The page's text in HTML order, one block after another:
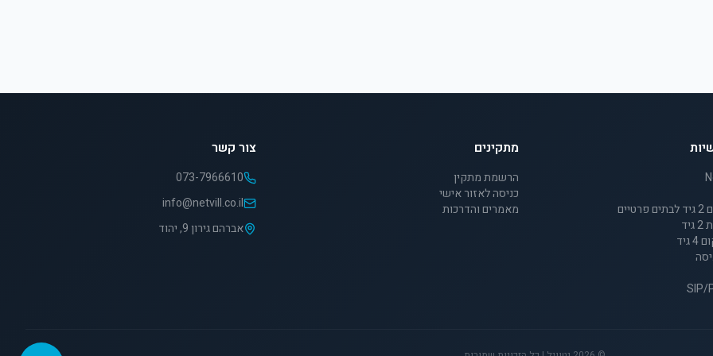
מתקינים
הרשמת מתקין
כניסה לאזור אישי
מאמרים והדרכות
צור קשר
073-7966610
info@netvill.co.il
אברהם גירון 9, יהוד